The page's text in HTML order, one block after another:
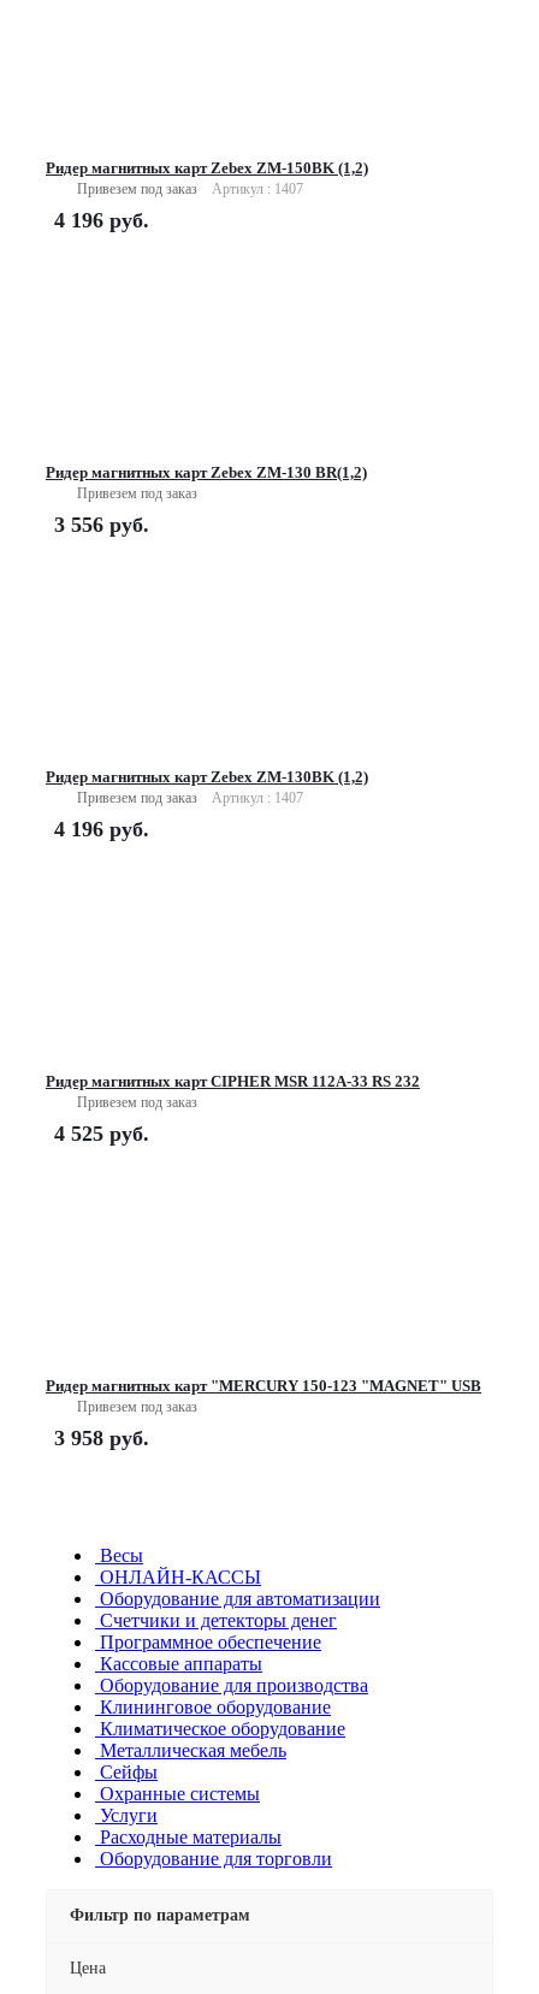
Ридер магнитных карт Zebex ZM-150BK (1,2)
Привезем под заказ Артикул : 1407
4 196 руб.
Ридер магнитных карт Zebex ZM-130 BR(1,2)
Привезем под заказ
3 556 руб.
Ридер магнитных карт Zebex ZM-130BK (1,2)
Привезем под заказ Артикул : 1407
4 196 руб.
Ридер магнитных карт CIPHER MSR 112А-33 RS 232
Привезем под заказ
4 525 руб.
Ридер магнитных карт "MERCURY 150-123 "MAGNET" USB
Привезем под заказ
3 958 руб.
Весы
ОНЛАЙН-КАССЫ
Оборудование для автоматизации
Счетчики и детекторы денег
Программное обеспечение
Кассовые аппараты
Оборудование для производства
Клининговое оборудование
Климатическое оборудование
Металлическая мебель
Сейфы
Охранные системы
Услуги
Расходные материалы
Оборудование для торговли
Фильтр по параметрам
Цена